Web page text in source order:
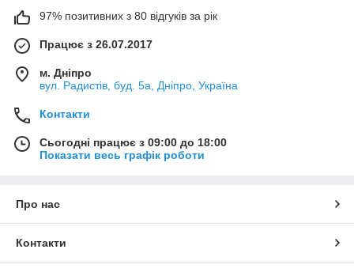
97% позитивних з 80 відгуків за рік
Працює з 26.07.2017
м. Дніпро
вул. Радистів, буд. 5а, Дніпро, Україна
Контакти
Сьогодні працює з 09:00 до 18:00
Показати весь графік роботи
Про нас
Контакти